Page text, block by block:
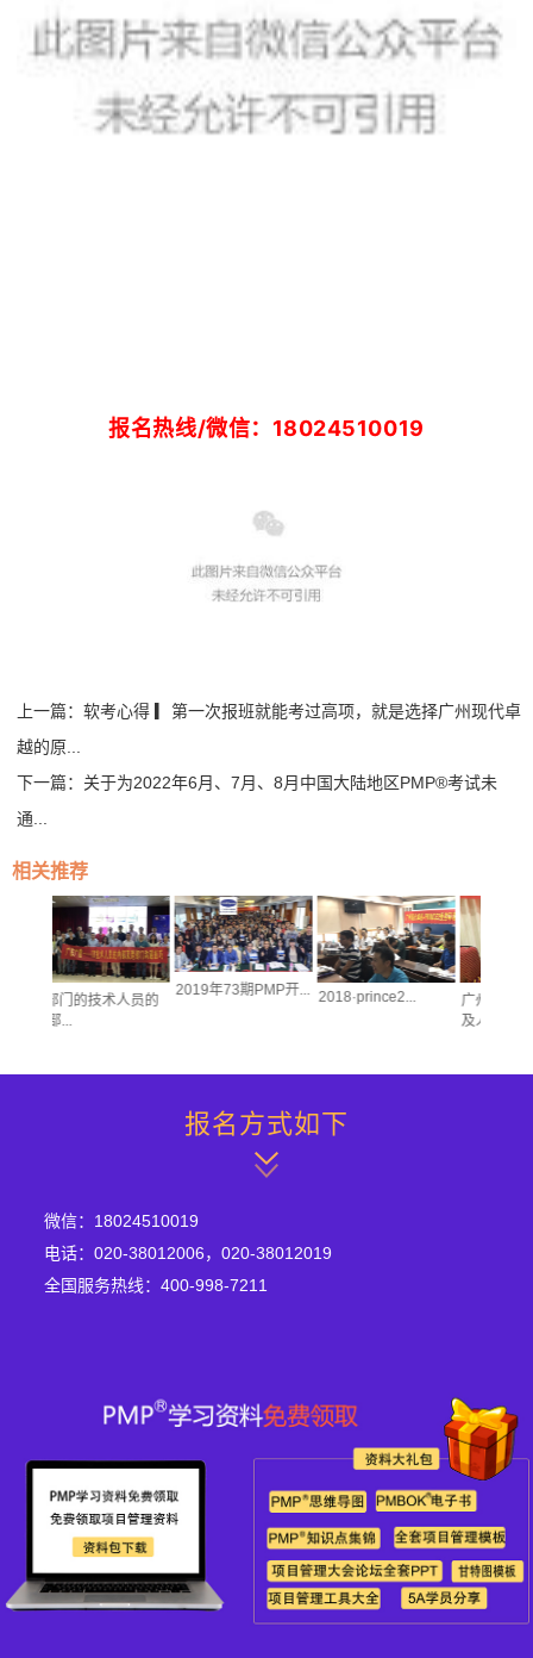
报名热线/微信：18024510019
上一篇：软考心得 ▎第一次报班就能考过高项，就是选择广州现代卓
越的原...
下一篇： 关于为2022年6月、7月、8月中国大陆地区PMP®考试未
通...
相关推荐
2019年73期PMP开... 2018·prince2...
广州银行市场营销部
报名方式如下
微信：18024510019
电话：020-38012006，020-38012019
全国服务热线：400-998-7211